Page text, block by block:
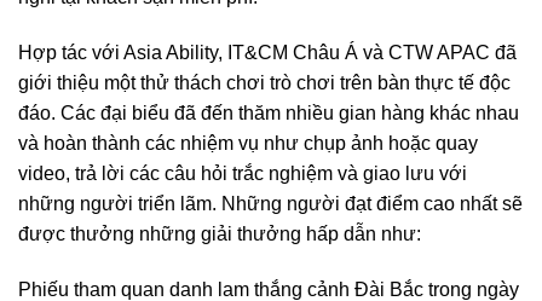
Hợp tác với Asia Ability, IT&CM Châu Á và CTW APAC đã
giới thiệu một thử thách chơi trò chơi trên bàn thực tế độc
đáo. Các đại biểu đã đến thăm nhiều gian hàng khác nhau
và hoàn thành các nhiệm vụ như chụp ảnh hoặc quay
video, trả lời các câu hỏi trắc nghiệm và giao lưu với
những người triển lãm. Những người đạt điểm cao nhất sẽ
được thưởng những giải thưởng hấp dẫn như:
Phiếu tham quan danh lam thắng cảnh Đài Bắc trong ngày